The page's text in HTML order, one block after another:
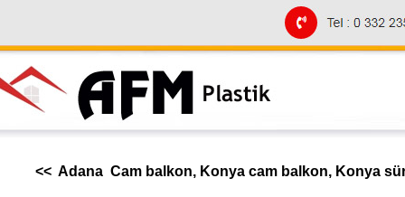
<< Adana Cam balkon, Konya cam balkon, Konya